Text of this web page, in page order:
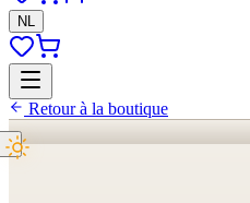
NL
Retour à la boutique